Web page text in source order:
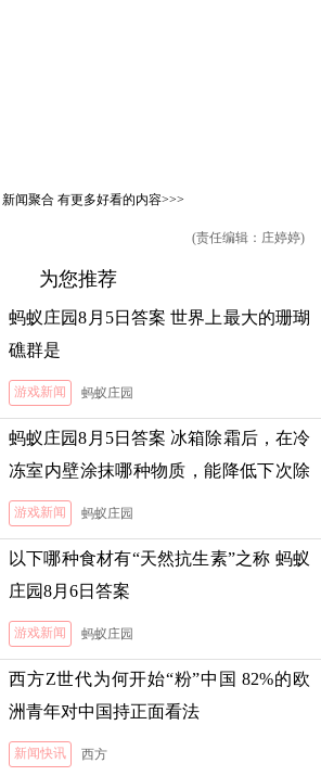
新闻聚合有更多好看的内容>>>
(责任编辑：庄婷婷)
为您推荐
蚂蚁庄园8月5日答案 世界上最大的珊瑚
礁群是
游戏新闻 蚂蚁庄园
蚂蚁庄园8月5日答案 冰箱除霜后，在冷
冻室内壁涂抹哪种物质，能降低下次除
霜的难度
游戏新闻 蚂蚁庄园
以下哪种食材有“天然抗生素”之称 蚂蚁
庄园8月6日答案
游戏新闻 蚂蚁庄园
西方Z世代为何开始“粉”中国 82%的欧
洲青年对中国持正面看法
新闻快讯 西方